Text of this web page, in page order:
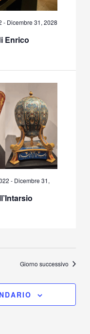
Enrico
- Dicembre 31, 2028
- Dicembre 31,
Giorno successivo